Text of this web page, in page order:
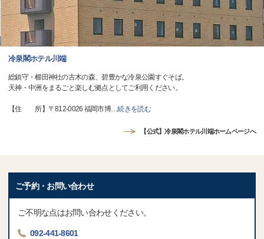
冷泉閣ホテル川端
総鎮守・櫛田神社の古木の森、碧豊かな冷泉公園すぐそば。
天神・中洲をまるごと楽しむ拠点としてご利用ください。
【住 所】〒812-0026 福岡市博…続きを読む
【公式】冷泉閣ホテル川端ホームページへ
ご予約・お問い合わせ
ご不明な点はお問い合わせください。
092-441-8601